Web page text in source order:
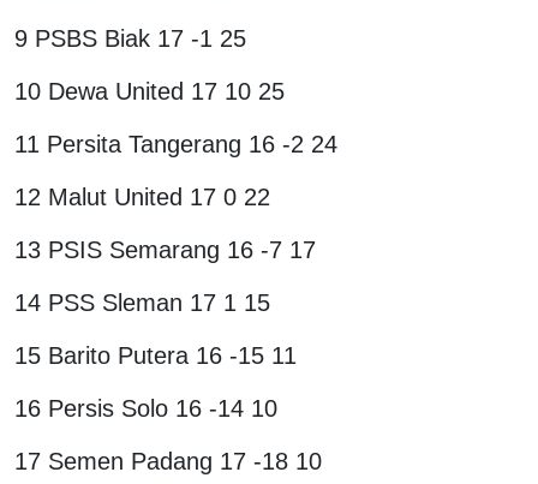
9 PSBS Biak 17 -1 25
10 Dewa United 17 10 25
11 Persita Tangerang 16 -2 24
12 Malut United 17 0 22
13 PSIS Semarang 16 -7 17
14 PSS Sleman 17 1 15
15 Barito Putera 16 -15 11
16 Persis Solo 16 -14 10
17 Semen Padang 17 -18 10